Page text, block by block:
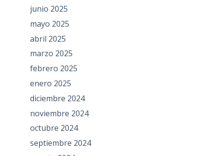
junio 2025
mayo 2025
abril 2025
marzo 2025
febrero 2025
enero 2025
diciembre 2024
noviembre 2024
octubre 2024
septiembre 2024